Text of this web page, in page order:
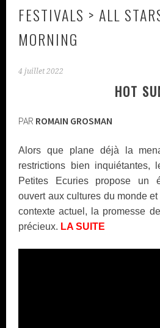
FESTIVALS > ALL
MORNING
4 juillet 2022
HOT
PAR ROMAIN GROSMAN
Alors que plane déjà la
restrictions bien
Petites Ecuries propose un
ouvert aux cultures du monde
contexte actuel, la promesse
précieux. LA SUITE